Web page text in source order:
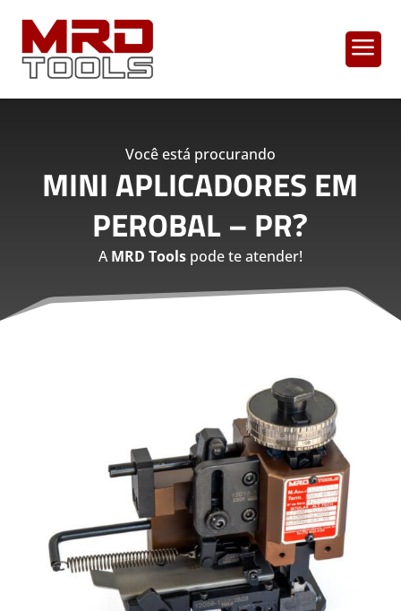
a
Você está procurando
MINI APLICADORES EM
PEROBAL – PR?
AMRD Toolspode te atender!